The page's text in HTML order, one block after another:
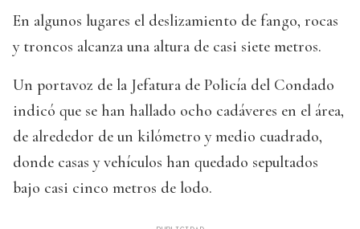
En algunos lugares el deslizamiento de fango, rocas
y troncos alcanza una altura de casi siete metros.
Un portavoz de la Jefatura de Policía del Condado
indicó que se han hallado ocho cadáveres en el área,
de alrededor de un kilómetro y medio cuadrado,
donde casas y vehículos han quedado sepultados
bajo casi cinco metros de lodo.